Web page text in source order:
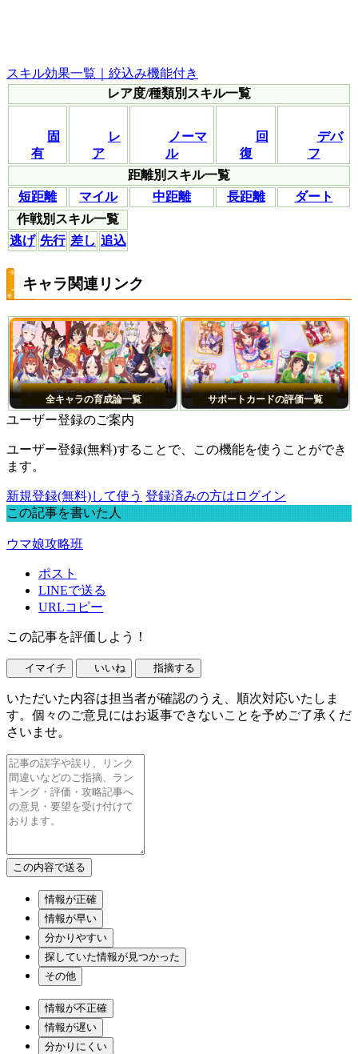
スキル効果一覧｜絞込み機能付き
レア度/種類別スキル一覧
固
有
レ
ア
ノーマ
ル
回
復
デバ
フ
距離別スキル一覧
短距離
マイル 中距離 長距離
ダート
作戦別スキル一覧
逃げ 先行 差し 追込
キャラ関連リンク
全キャラの育成論一覧 サポートカードの評価一覧
ユーザー登録のご案内
ユーザー登録(無料)することで、この機能を使うことができ
ます。
新規登録(無料)して使う 登録済みの方はログイン
この記事を書いた人
ウマ娘攻略班
ポスト
LINEで送る
URLコピー
この記事を評価しよう！
イマイチ いいね 指摘する
いただいた内容は担当者が確認のうえ、順次対応いたしま
す。個々のご意見にはお返事できないことを予めご了承くだ
さいませ。
情報が正確
情報が早い
分かりやすい
探していた情報が見つかった
その他
情報が不正確
情報が遅い
分かりにくい